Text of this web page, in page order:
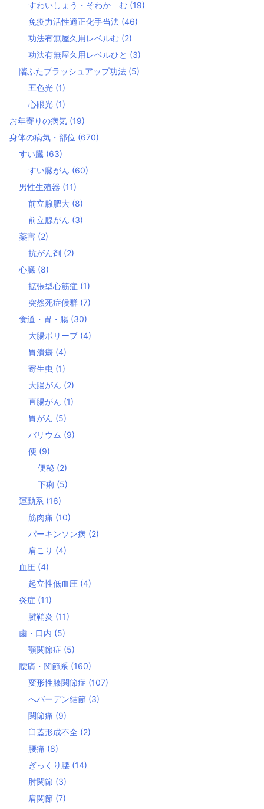
すわいしょう・そわか む (19)
免疫力活性適正化手当法 (46)
功法有無屋久用レベルむ (2)
功法有無屋久用レベルひと (3)
階ふたブラッシュアップ功法 (5)
五色光 (1)
心眼光 (1)
お年寄りの病気 (19)
身体の病気・部位 (670)
すい臓 (63)
すい臓がん (60)
男性生殖器 (11)
前立腺肥大 (8)
前立腺がん (3)
薬害 (2)
抗がん剤 (2)
心臓 (8)
拡張型心筋症 (1)
突然死症候群 (7)
食道・胃・腸 (30)
大腸ポリープ (4)
胃潰瘍 (4)
寄生虫 (1)
大腸がん (2)
直腸がん (1)
胃がん (5)
バリウム (9)
便 (9)
便秘 (2)
下痢 (5)
運動系 (16)
筋肉痛 (10)
パーキンソン病 (2)
肩こり (4)
血圧 (4)
起立性低血圧 (4)
炎症 (11)
腱鞘炎 (11)
歯・口内 (5)
顎関節症 (5)
腰痛・関節系 (160)
変形性膝関節症 (107)
へバーデン結節 (3)
関節痛 (9)
臼蓋形成不全 (2)
腰痛 (8)
ぎっくり腰 (14)
肘関節 (3)
肩関節 (7)